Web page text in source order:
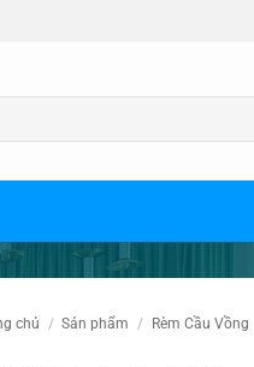
chủ / Sản phẩm / Rèm Cầu Vồng